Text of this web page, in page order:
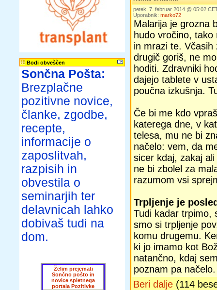
Bodi obveščen
Sončna Pošta:
Brezplačne
pozitivne novice,
članke, zgodbe,
recepte,
informacije o
zaposlitvah,
razpisih in
obvestila o
seminarjih ter
delavnicah lahko
dobivaš tudi na
dom.
Želim prejemati
Sončno pošto in
novice spletnega
portala Pozitivke
petek, 7. februar 2014 @ 05:02
Uporabnik: marko72
Malarija je grozna
hudo vročino, tako
in mrazi te. Včasih
drugič goriš, ne
hoditi. Zdravniki
dajejo tablete v
poučna izkušnja.
Če bi me kdo
katerega dne, v
telesa, mu ne bi
načelo: vem, da
sicer kdaj, zakaj
ne bi zbolel za
razumom vsi
Trpljenje je
Tudi kadar trpimo,
smo si trpljenje
komu drugemu.
ki jo imamo kot
natančno, kdaj
poznam pa načelo.
Beri dalje (114